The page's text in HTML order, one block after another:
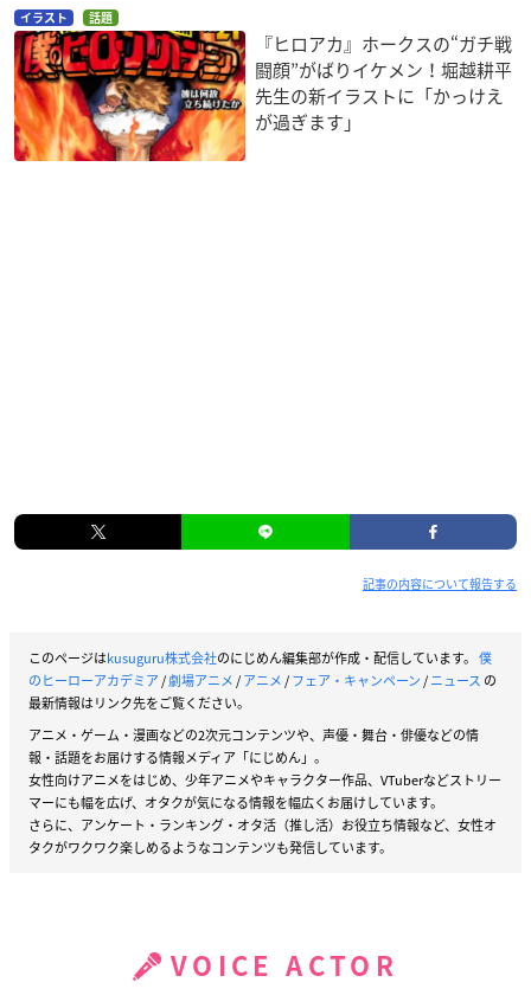
イラスト 話題
『ヒロアカ』ホークスの“ガチ戦
闘顔”がばりイケメン！堀越耕平
先生の新イラストに「かっけえ
が過ぎます」
記事の内容について報告する
このページはkusuguru株式会社のにじめん編集部が作成・配信しています。 僕
のヒーローアカデミア/劇場アニメ/アニメ/フェア・キャンペーン/ニュース の
最新情報はリンク先をご覧ください。
アニメ・ゲーム・漫画などの2次元コンテンツや、声優・舞台・俳優などの情
報・話題をお届けする情報メディア「にじめん」。
女性向けアニメをはじめ、少年アニメやキャラクター作品、VTuberなどストリー
マーにも幅を広げ、オタクが気になる情報を幅広くお届けしています。
さらに、アンケート・ランキング・オタ活（推し活）お役立ち情報など、女性オ
タクがワクワク楽しめるようなコンテンツも発信しています。
VOICE ACTOR